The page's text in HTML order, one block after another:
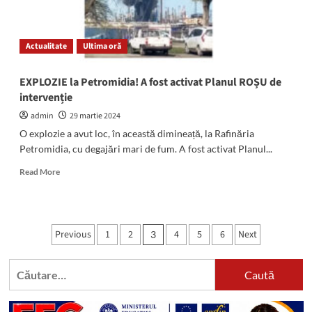
blocului
Actualitate Ultima oră
EXPLOZIE la Petromidia! A fost activat Planul ROȘU de
intervenție
admin
29 martie 2024
O explozie a avut loc, în această dimineață, la Rafinăria
Petromidia, cu degajări mari de fum. A fost activat Planul...
Read MoreRead
la
Petromidia!
fost
activat
Planul
ROȘU
Paginație
articole
Previous 1 2 3 4 5 6 Next
Caută